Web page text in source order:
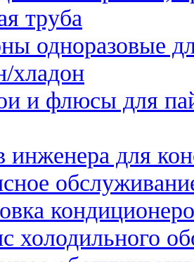
труба
одноразовые
хладон
и флюсы для
инженера для
холодильного